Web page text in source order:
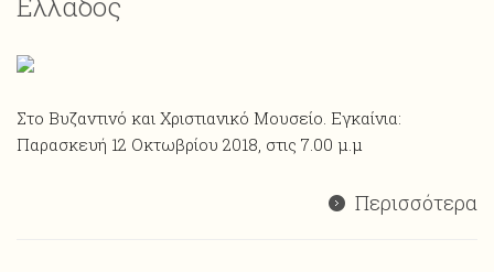
Στο Βυζαντινό και Χριστιανικό Μουσείο. Εγκαίνια:
Παρασκευή 12 Οκτωβρίου 2018, στις 7.00 μ.μ
Περισσότερα